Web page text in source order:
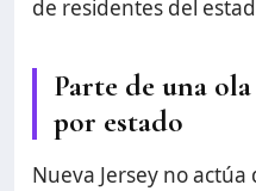
de residentes del
Parte de una
por estado
Nueva Jersey no actúa